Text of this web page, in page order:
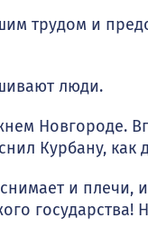
трудом и
люди.
Новго­роде.
Курбану, как
и плечи,
государства!